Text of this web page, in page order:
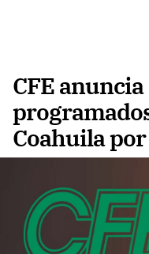
CFE
Coahuila